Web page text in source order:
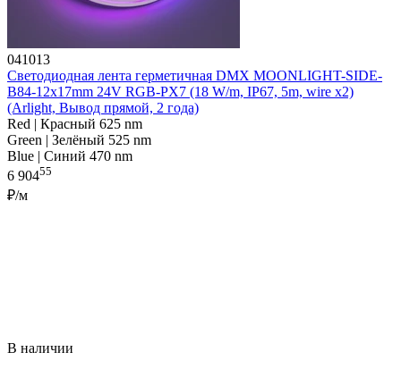
041013
Светодиодная лента герметичная DMX MOONLIGHT-SIDE-
B84-12x17mm 24V RGB-PX7 (18 W/m, IP67, 5m, wire x2)
(Arlight, Вывод прямой, 2 года)
Red | Красный 625 nm
Green | Зелёный 525 nm
Blue | Синий 470 nm
6 90455
₽/м
В наличии